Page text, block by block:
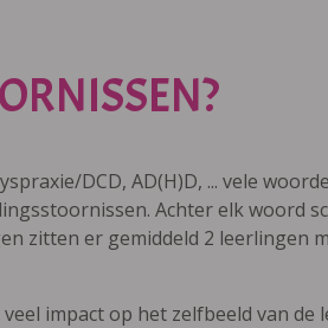
DCD, AD(H)D, ... vele
Achter elk woord
zitten er gemiddeld 2 leerlingen
impact op het zelfbeeld van de